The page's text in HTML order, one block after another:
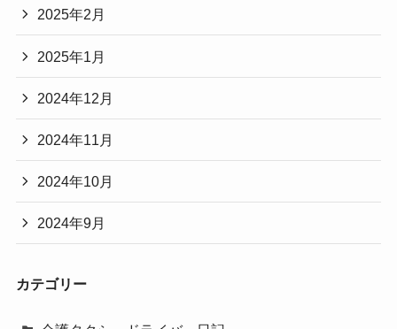
2025年2月
2025年1月
2024年12月
2024年11月
2024年10月
2024年9月
カテゴリー